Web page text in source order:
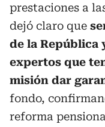
prestaciones a
dejó claro que
de la República
expertos que
misión dar
fondo,
reforma